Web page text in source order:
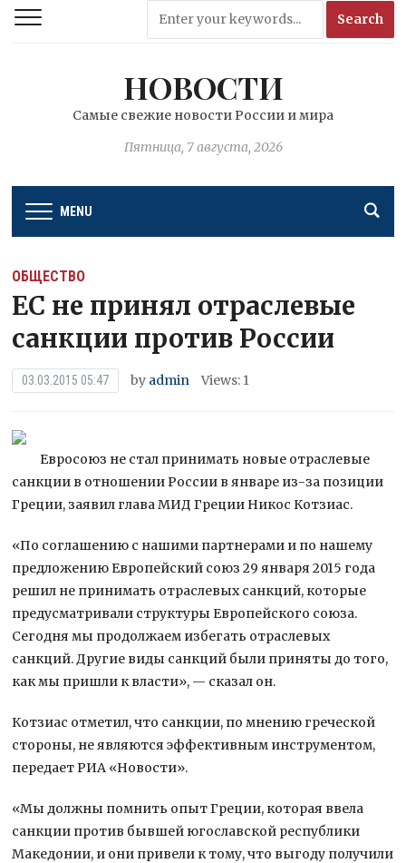
НОВОСТИ
Самые свежие новости России и мира
Пятница, 7 августа, 2026
MENU
ОБЩЕСТВО
ЕС не принял отраслевые
санкции против России
03.03.2015 05:47 by admin Views: 1
Евросоюз не стал принимать новые отраслевые
санкции в отношении России в январе из-за позиции
Греции, заявил глава МИД Греции Никос Котзиас.
«По соглашению с нашими партнерами и по нашему
предложению Европейский союз 29 января 2015 года
решил не принимать отраслевыхсанкций, которые
предусматривали структуры Европейского союза.
Сегодня мы продолжаем избегать отраслевых
санкций. Другие виды санкций были приняты до того,
как мы пришли к власти», — сказал он.
Котзиас отметил, что санкции, по мнению греческой
стороны, не являются эффективным инструментом,
передает РИА «Новости».
«Мы должны помнить опыт Греции, которая ввела
санкции против бывшей югославской республики
Македонии, и они привели к тому, что выгоду получили